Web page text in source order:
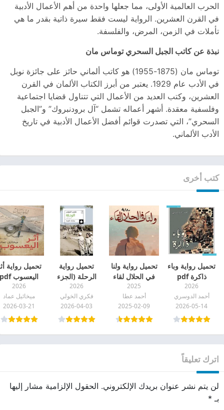
الحرب العالمية الأولى، مما جعلها واحدة من أهم الأعمال الأدبية
في القرن العشرين. الرواية ليست فقط سيرة ذاتية بقدر ما هي
تأملات في الزمن، المرض، والفلسفة.
نبذة عن كاتب الجبل السحري توماس مان
توماس مان (1875-1955) هو كاتب ألماني حائز على جائزة نوبل
في الأدب عام 1929. يعتبر من أبرز الكتاب الألمان في القرن
العشرين، وكتب العديد من الأعمال التي تتناول قضايا اجتماعية
وفلسفية معقدة. أشهر أعماله تشمل “آل برودنبروك” و”الجبل
السحري”، التي تصدرت قوائم أفضل الأعمال الأدبية في تاريخ
الأدب الألماني.
كتب أخرى
تحميل رواية وباء
ذاكرة pdf
2026
أحمد الدوسري
2026-05-14
تحميل رواية ولنا
في الحلال لقاء
أﺣﻤﺪ ﻋﻄﺎ pdf
2025
أﺣﻤﺪ ﻋﻄﺎ
2025-02-09
تحميل رواية
الرحلة (الجزء
الأول) pdf
2026
فكري الخولي
2026-04-03
تحميل رواية
اليعسوب pdf
2026
ميخائيل عماد
2026-03-21
اترك تعليقاً
لن يتم نشر عنوان بريدك الإلكتروني. الحقول الإلزامية مشار إليها
بـ *